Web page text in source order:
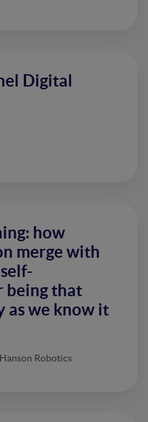
Digital
how
merge with
being that
as we know it
Robotics